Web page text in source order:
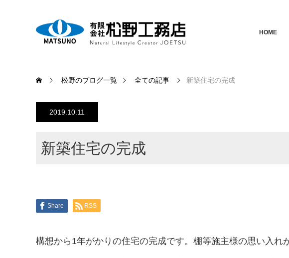
HOME
松野のブログ一覧 全ての記事 新築住宅の完成
2019.10.11
新築住宅の完成
Share RSS
構想から1年がかりの住宅の完成です。棚等施主様の思い入れ